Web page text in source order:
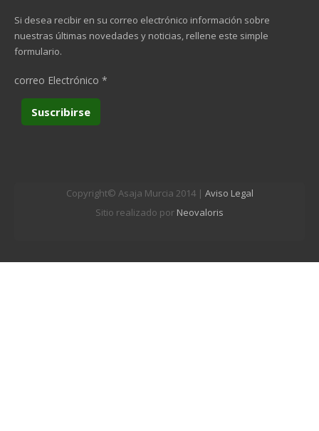
Si desea recibir en su correo electrónico información sobre
nuestras últimas novedades y noticias, rellene este simple
formulario.
correo Electrónico *
Copyright© Asaja Murcia 2014 | Aviso Legal
Sitio realizado por Neovaloris